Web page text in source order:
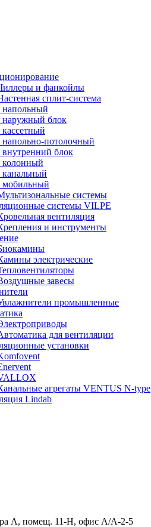
и фанкойлы
сплит-система
напольный
наружный блок
кассетный
напольно-потолочный
внутренний блок
колонный
канальный
мобильный
системы
системы VILPE
вентиляция
и инструменты
электрические
завесы
промышленные
для вентиляции
установки
агрегаты VENTUS N-type
Lindab
А, помещ. 11-Н, офис А/А-2-5